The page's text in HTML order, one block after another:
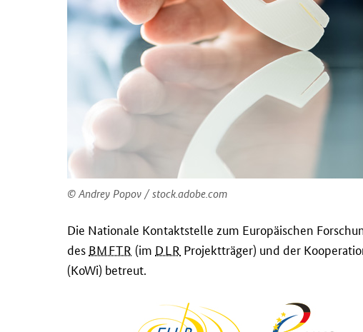
a
l
e
z
m
E
u
r
Andrey Popov / stock.adobe.com
Die Nationale Kontaktstelle zum Europäischen
des BMFTR (im DLR Projektträger) und der
(KoWi) betreut.